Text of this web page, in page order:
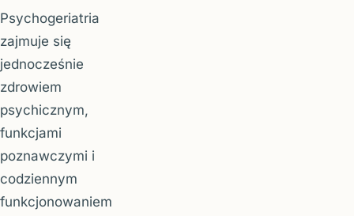
Psychogeriatria
zajmuje się
jednocześnie
zdrowiem
psychicznym,
funkcjami
poznawczymi i
codziennym
funkcjonowaniem